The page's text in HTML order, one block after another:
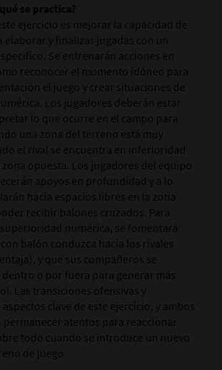
se practica?
ejercicio es mejorar la capacidad de
elaborar y finalizar jugadas con un
Se entrenarán acciones en
reconocer el momento idóneo para
el juego y crear situaciones de
Los jugadores deberán estar
lo que ocurre en el campo para
una zona del terreno está muy
el rival se encuentra en inferioridad
zona opuesta. Los jugadores del equipo
apoyos en profundidad y a lo
hacia espacios libres en la zona
recibir balones cruzados. Para
numérica, se fomentará
balón conduzca hacia los rivales
y que sus compañeros se
o por fuera para generar más
Las transiciones ofensivas y
clave de este ejercicio, y ambos
atentos para reaccionar
todo cuando se introduce un nuevo
de juego.